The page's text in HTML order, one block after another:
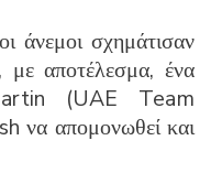
άνεμοι σχημάτισαν
με αποτέλεσμα, ένα
(UAE Team
να απομονωθεί και